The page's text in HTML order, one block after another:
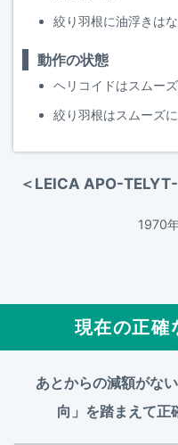
絞り羽根に油浮きはな
動作の状態
ヘリコイドはスムーズ
絞り羽根はスムーズに
＜LEICA APO-
1970
現在の正確
あとからの減額がな
向」を踏まえて正